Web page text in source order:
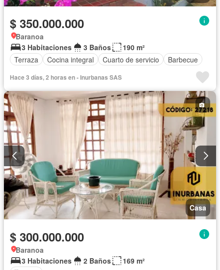
$ 350.000.000
Baranoa
3 Habitaciones
3 Baños
190 m²
Terraza
Cocina integral Cuarto de servicio Barbecue
Hace 3 días, 2 horas en - Inurbanas SAS
Casa
$ 300.000.000
Baranoa
3 Habitaciones
2 Baños
169 m²